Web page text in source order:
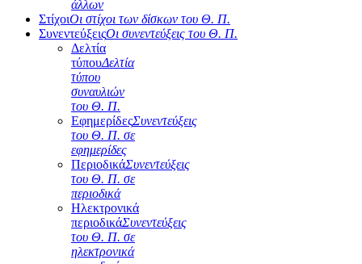
άλλων
ΣτίχοιΟι στίχοι των δίσκων του Θ. Π.
ΣυνεντεύξειςΟι συνεντεύξεις του Θ. Π.
Δελτία
τύπουΔελτία
τύπου
συναυλιών
του Θ. Π.
ΕφημερίδεςΣυνεντεύξεις
του Θ. Π. σε
εφημερίδες
ΠεριοδικάΣυνεντεύξεις
του Θ. Π. σε
περιοδικά
Ηλεκτρονικά
περιοδικάΣυνεντεύξεις
του Θ. Π. σε
ηλεκτρονικά